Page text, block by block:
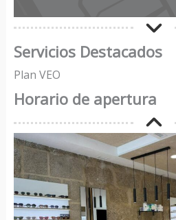
Servicios Destacados
Plan VEO
Horario de apertura